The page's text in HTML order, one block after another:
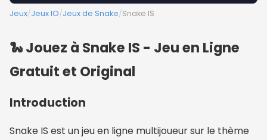
Jeux/Jeux IO/Jeux de Snake/Snake IS
🐍 Jouez à Snake IS - Jeu en Ligne
Gratuit et Original
Introduction
Snake IS est un jeu en ligne multijoueur sur le thème